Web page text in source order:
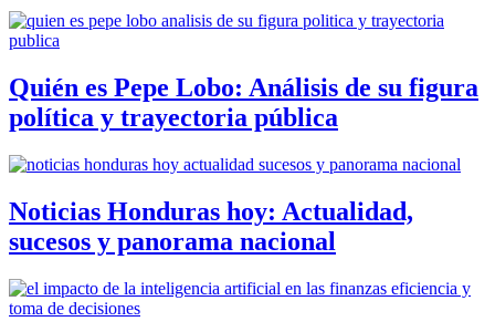
Quién es Pepe Lobo: Análisis de su figura
política y trayectoria pública
Noticias Honduras hoy: Actualidad,
sucesos y panorama nacional